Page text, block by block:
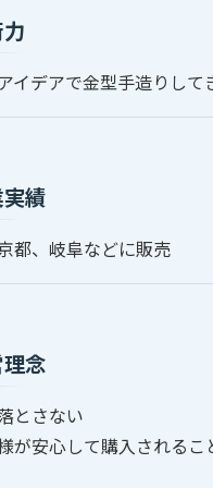
イデアで金型手造りして
績
都、岐阜などに販売
念
とさない
が安心して購入されるこ